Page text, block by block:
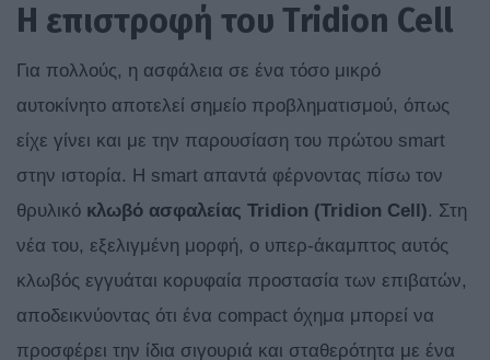
Η επιστροφή του Tridion Cell
Για πολλούς, η ασφάλεια σε ένα τόσο μικρό
αυτοκίνητο αποτελεί σημείο προβληματισμού, όπως
είχε γίνει και με την παρουσίαση του πρώτου smart
στην ιστορία. Η smart απαντά φέρνοντας πίσω τον
θρυλικό κλωβό ασφαλείας Tridion (Tridion Cell). Στη
νέα του, εξελιγμένη μορφή, ο υπερ-άκαμπτος αυτός
κλωβός εγγυάται κορυφαία προστασία των επιβατών,
αποδεικνύοντας ότι ένα compact όχημα μπορεί να
προσφέρει την ίδια σιγουριά και σταθερότητα με ένα